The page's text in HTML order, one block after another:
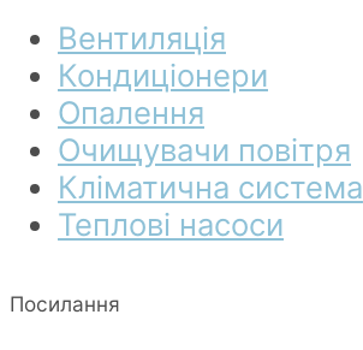
Вентиляція
Кондиціонери
Опалення
Очищувачи повітря
Кліматична система
Теплові насоси
Посилання